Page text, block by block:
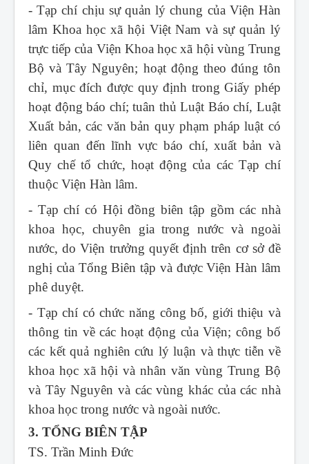
- Tạp chí chịu sự quản lý chung của Viện Hàn
lâm Khoa học xã hội Việt Nam và sự quản lý
trực tiếp của Viện Khoa học xã hội vùng Trung
Bộ và Tây Nguyên; hoạt động theo đúng tôn
chỉ, mục đích được quy định trong Giấy phép
hoạt động báo chí; tuân thủ Luật Báo chí, Luật
Xuất bản, các văn bản quy phạm pháp luật có
liên quan đến lĩnh vực báo chí, xuất bản và
Quy chế tổ chức, hoạt động của các Tạp chí
thuộc Viện Hàn lâm.
- Tạp chí có Hội đồng biên tập gồm các nhà
khoa học, chuyên gia trong nước và ngoài
nước, do Viện trưởng quyết định trên cơ sở đề
nghị của Tổng Biên tập và được Viện Hàn lâm
phê duyệt.
- Tạp chí có chức năng công bố, giới thiệu và
thông tin về các hoạt động của Viện; công bố
các kết quả nghiên cứu lý luận và thực tiễn về
khoa học xã hội và nhân văn vùng Trung Bộ
và Tây Nguyên và các vùng khác của các nhà
khoa học trong nước và ngoài nước.
3. TỔNG BIÊN TẬP
TS. Trần Minh Đức